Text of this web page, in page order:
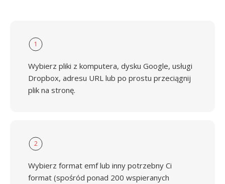
1
Wybierz pliki z komputera, dysku Google, usługi
Dropbox, adresu URL lub po prostu przeciągnij
plik na stronę.
2
Wybierz format emf lub inny potrzebny Ci
format (spośród ponad 200 wspieranych